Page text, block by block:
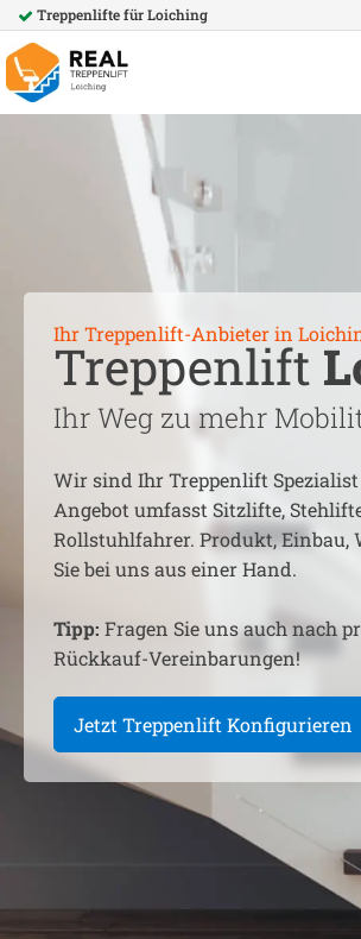
Treppenlifte fürLoiching
Ihr Treppenlift-Anbieter in
Treppenlift
Ihr Weg zu mehr
Wir sind Ihr Treppenlift
Angebot umfasst Sitzlifte,
Rollstuhlfahrer. Produkt, Einbau,
Sie bei uns aus einer Hand.
Tipp: Fragen Sie uns auch nach
Rückkauf-Vereinbarungen!
Jetzt Treppenlift Konfigurieren